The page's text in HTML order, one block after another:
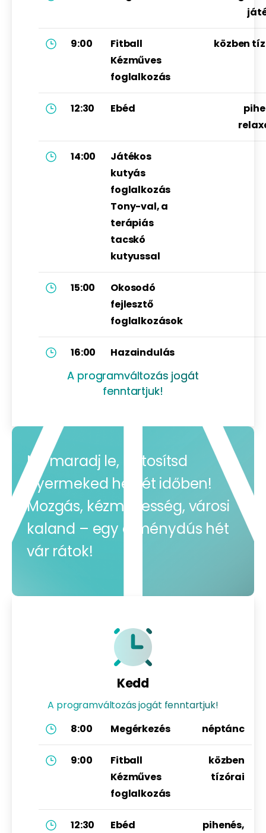
9:00
Fitball
Kézműves
foglalkozás
közben
12:30 Ebéd
14:00
Játékos
kutyás
foglalkozás
Tony-val, a
terápiás
tacskó
kutyussal
15:00
Okosodó
fejlesztő
foglalkozások
16:00 Hazaindulás
A programváltozás jogát
fenntartjuk!
Ne maradj le, biztosítsd
gyermeked helyét időben!
Mozgás, kézművesség, városi
kaland – egy élménydús hét
vár rátok!
Kedd
A programváltozás jogát fenntartjuk!
8:00
Megérkezés néptánc
9:00
Fitball
Kézműves
foglalkozás
közben
tízórai
12:30 Ebéd
pihenés,